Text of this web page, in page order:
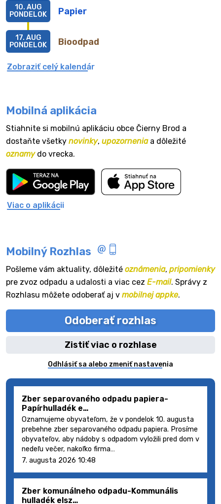
Papier
10. AUG
PONDELOK
Bioodpad
17. AUG
PONDELOK
Zobraziť celý kalendár
Mobilná aplikácia
Stiahnite si mobilnú aplikáciu obce Čierny Brod a
dostaňte všetky novinky, upozorneniaa dôležité
oznamydo vrecka.
Viac o aplikácii
Mobilný Rozhlas
Pošleme vám aktuality, dôležité oznámenia, pripomienky
pre zvoz odpadu a udalosti a viac cez E-mail. Správy z
Rozhlasu môžete odoberať aj v mobilnej appke.
Odoberať rozhlas
Zistiť viac o rozhlase
Odhlásiť sa alebo zmeniť nastavenia
Zber separovaného odpadu papiera-
Papírhulladék e…
Oznamujeme obyvateľom, že v pondelok 10. augusta
prebehne zber separovaného odpadu papiera. Prosíme
obyvateľov, aby nádoby s odpadom vyložili pred dom v
nedeľu večer, nakoľko firma…
7. augusta 2026 10:48
Zber komunálneho odpadu-Kommunális
hulladék elsz…